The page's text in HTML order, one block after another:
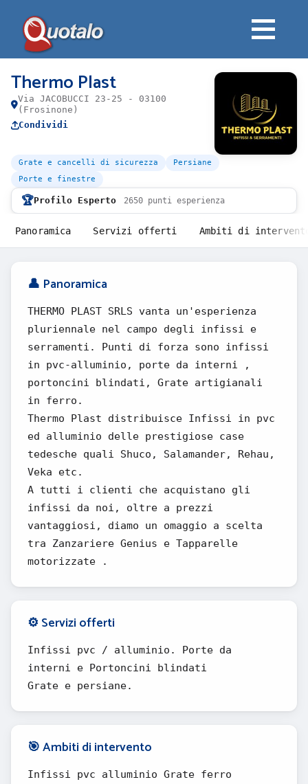
Thermo Plast
Via JACOBUCCI 23-25 - 03100
(Frosinone)
Condividi
Grate e cancelli di sicurezza
Persiane
Porte e finestre
🏆Profilo Esperto 2650 punti esperienza
Panoramica Servizi offerti Ambiti di
👤 Panoramica
THERMO PLAST SRLS vanta un'esperienza
pluriennale nel campo degli infissi e
serramenti. Punti di forza sono infissi
in pvc-alluminio, porte da interni ,
portoncini blindati, Grate artigianali
in ferro.
Thermo Plast distribuisce Infissi in pvc
ed alluminio delle prestigiose case
tedesche quali Shuco, Salamander, Rehau,
Veka etc.
A tutti i clienti che acquistano gli
infissi da noi, oltre a prezzi
vantaggiosi, diamo un omaggio a scelta
tra Zanzariere Genius e Tapparelle
motorizzate .
⚙️ Servizi offerti
Infissi pvc / alluminio. Porte da
interni e Portoncini blindati
Grate e persiane.
🎯 Ambiti di intervento
Infissi pvc alluminio Grate ferro